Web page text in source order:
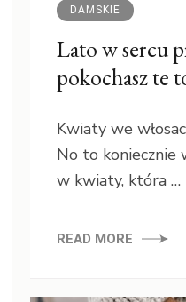
DAMSKIE
Lato w sercu
pokochasz te
Kwiaty we
No to koniecznie
w kwiaty, która …
READ MORE